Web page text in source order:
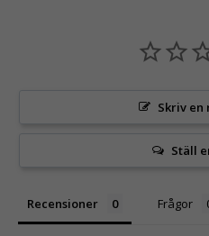
Skriv en
Ställ
Recensioner Frågor